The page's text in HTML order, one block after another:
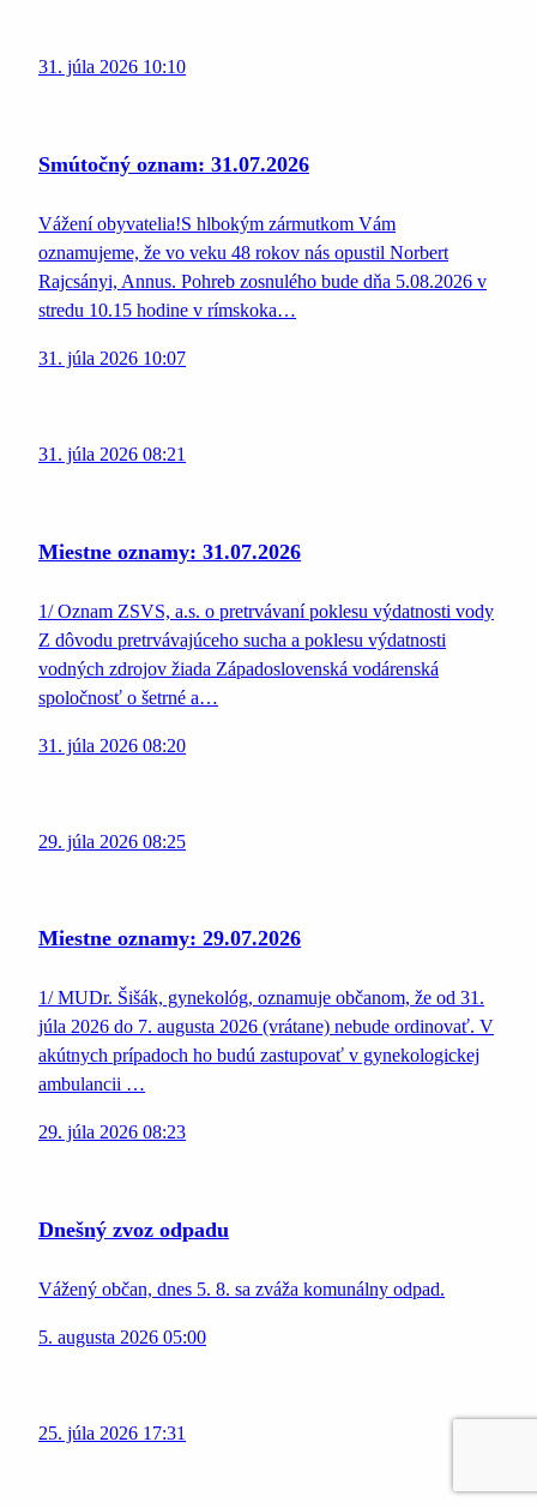
31. júla 2026 10:10
Smútočný oznam: 31.07.2026
Vážení obyvatelia!S hlbokým zármutkom Vám
oznamujeme, že vo veku 48 rokov nás opustil Norbert
Rajcsányi, Annus. Pohreb zosnulého bude dňa 5.08.2026 v
stredu 10.15 hodine v rímskoka…
31. júla 2026 10:07
31. júla 2026 08:21
Miestne oznamy: 31.07.2026
1/ Oznam ZSVS, a.s. o pretrvávaní poklesu výdatnosti vody
Z dôvodu pretrvávajúceho sucha a poklesu výdatnosti
vodných zdrojov žiada Západoslovenská vodárenská
spoločnosť o šetrné a…
31. júla 2026 08:20
29. júla 2026 08:25
Miestne oznamy: 29.07.2026
1/ MUDr. Šišák, gynekológ, oznamuje občanom, že od 31.
júla 2026 do 7. augusta 2026 (vrátane) nebude ordinovať. V
akútnych prípadoch ho budú zastupovať v gynekologickej
ambulancii …
29. júla 2026 08:23
Dnešný zvoz odpadu
Vážený občan, dnes 5. 8. sa zváža komunálny odpad.
5. augusta 2026 05:00
25. júla 2026 17:31